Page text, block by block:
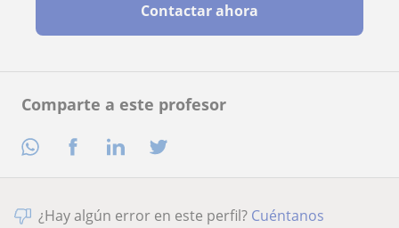
Comparte a este profesor
Contactar ahora
¿Hay algún error en este perfil? Cuéntanos